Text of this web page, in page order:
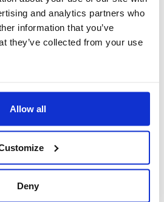
and analytics partners who
information that you’ve
they’ve collected from your use
Allow all
Deny
local. Falei com o meu diretor
identificámos uma
¹nos EUA.A minha direção e
Humanos organizaram a
Ficámos muito contentes.
E É UM NOVO MERCADO